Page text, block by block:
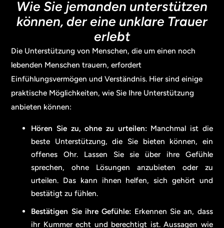
Wie Sie jemanden unterstützen
können, der eine unklare Trauer
erlebt
Die Unterstützung von Menschen, die um einen noch
lebenden Menschen trauern, erfordert
Einfühlungsvermögen und Verständnis. Hier sind einige
praktische Möglichkeiten, wie Sie Ihre Unterstützung
anbieten können:
Hören Sie zu, ohne zu urteilen:Manchmal ist die
beste Unterstützung, die Sie bieten können, ein
offenes Ohr. Lassen Sie sie über ihre Gefühle
sprechen, ohne Lösungen anzubieten oder zu
urteilen. Das kann ihnen helfen, sich gehört und
bestätigt zu fühlen.
Bestätigen Sie ihre Gefühle: Erkennen Sie an, dass
ihr Kummer echt und berechtigt ist. Aussagen wie